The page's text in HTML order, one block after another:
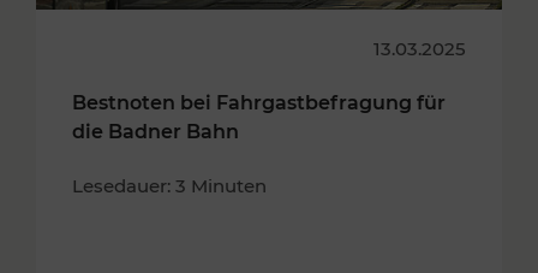
13.03.2025
Bestnoten bei Fahrgastbefragung für
die Badner Bahn
Lesedauer: 3 Minuten